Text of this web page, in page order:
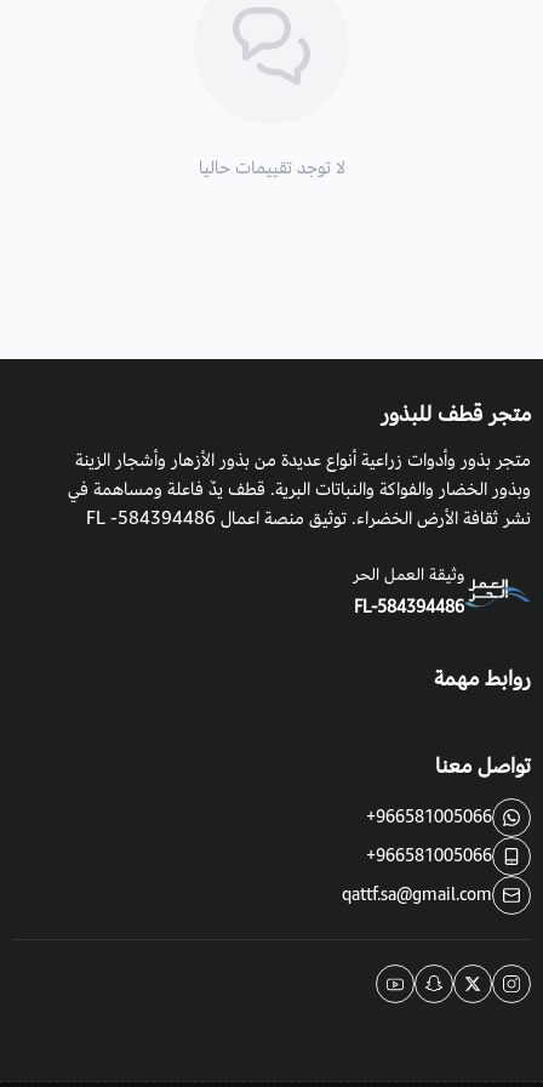
تنمو هذه العشبة المعمرة في البراري بين المحاصيل الصيفية. كما
أنها تنمو في الصحاري الرملية و في رواسب الطمي، وكذلك في
كما يمكن وان تُزرع على مستوى سطح البحر وحتى ارتفاع 1330 متر.
لا توجد تقييمات حاليا
متجر قطف للبذور
متجر بذور وأدوات زراعية أنواع عديدة من بذور الأزهار وأشجار الزينة
وبذور الخضار والفواكة والنباتات البرية. قطف يدٌ فاعلة ومساهمة في
نشر ثقافة الأرض الخضراء. توثيق منصة اعمال 584394486- FL
وثيقة العمل الحر
FL-584394486
روابط مهمة
تواصل معنا
+966581005066
+966581005066
qattf.sa@gmail.com